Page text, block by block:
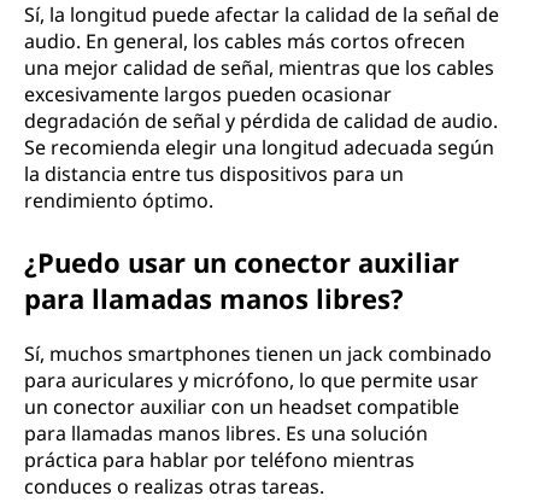
Sí, la longitud puede afectar la calidad de la señal de
audio. En general, los cables más cortos ofrecen
una mejor calidad de señal, mientras que los cables
excesivamente largos pueden ocasionar
degradación de señal y pérdida de calidad de audio.
Se recomienda elegir una longitud adecuada según
la distancia entre tus dispositivos para un
rendimiento óptimo.
¿Puedo usar un conector auxiliar
para llamadas manos libres?
Sí, muchos smartphones tienen un jack combinado
para auriculares y micrófono, lo que permite usar
un conector auxiliar con un headset compatible
para llamadas manos libres. Es una solución
práctica para hablar por teléfono mientras
conduces o realizas otras tareas.